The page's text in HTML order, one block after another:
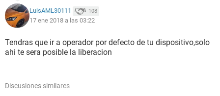
LuisAML30111 108
17 ene 2018 a las 03:22
Tendras que ir a operador por defecto de tu dispositivo,solo
ahi te sera posible la liberacion
Discusiones similares